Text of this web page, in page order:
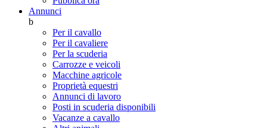
Annunci
b
Per il cavallo
Per il cavaliere
Per la scuderia
Carrozze e veicoli
Macchine agricole
Proprietà equestri
Annunci di lavoro
Posti in scuderia disponibili
Vacanze a cavallo